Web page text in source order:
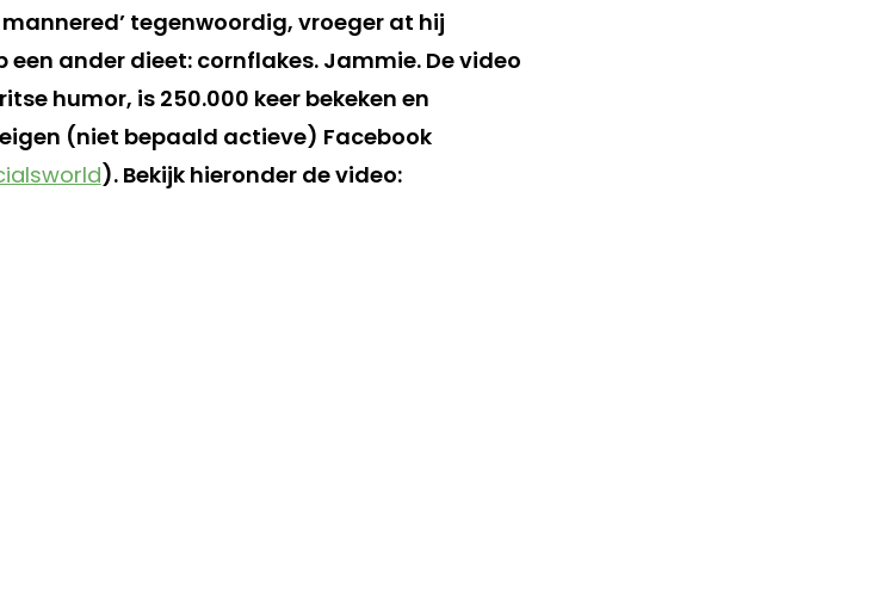
tegenwoordig, vroeger at hij
ander dieet: cornflakes. Jammie. De video
humor, is 250.000 keer bekeken en
(niet bepaald actieve) Facebook
). Bekijk hieronder de video: